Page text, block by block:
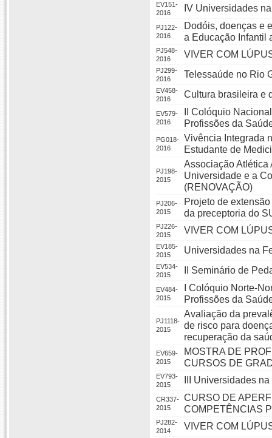
EV151-
2016
IV Universidades
PJ122-
2016
Dodóis, doenças e
a Educação Infantil
PJ548-
2016
VIVER COM
PJ299-
2016
Telessaúde no Rio
EV458-
2016
Cultura brasileira e
EV579-
2016
II Colóquio
Profissões da
PG018-
2016
Vivência Integrada
Estudante de
PJ198-
2015
Associação Atlética
Universidade e a
(RENOVAÇÃO)
PJ206-
2015
Projeto de
da preceptoria do
PJ226-
2015
VIVER COM
EV185-
2015
Universidades na
EV534-
2015
II Seminário de
EV484-
2015
I Colóquio Norte-
Profissões da
PJ1118-
2015
Avaliação da
de risco para
recuperação da
EV659-
2015
MOSTRA DE
CURSOS DE
EV793-
2015
III Universidades
CR337-
2015
CURSO DE
COMPETÊNCIAS
PJ282-
2014
VIVER COM